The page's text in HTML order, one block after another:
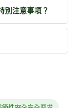
別注意事項？